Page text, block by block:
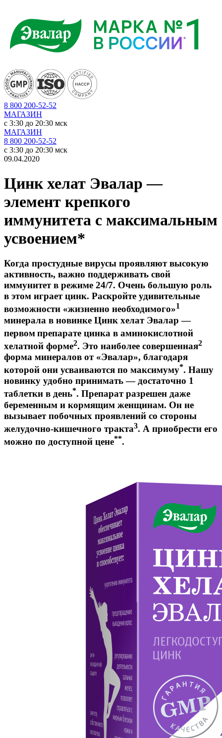
8 800 200-52-52
МАГАЗИН
c 3:30 до 20:30 мск
МАГАЗИН
8 800 200-52-52
c 3:30 до 20:30 мск
09.04.2020
Цинк хелат Эвалар —
элемент крепкого
иммунитета с максимальным
усвоением*
Когда простудные вирусы проявляют высокую
активность, важно поддерживать свой
иммунитет в режиме 24/7. Очень большую роль
в этом играет цинк. Раскройте удивительные
возможности «жизненно необходимого»1
минерала в новинке Цинк хелат Эвалар —
первомпрепарате цинка в аминокислотной
хелатной форме2. Это наиболее совершенная2
форма минералов от «Эвалар», благодаря
которой они усваиваются по максимуму*. Нашу
новинку удобно принимать — достаточно 1
таблетки в день*. Препарат разрешен даже
беременным и кормящим женщинам. Он не
вызывает побочных проявлений со стороны
желудочно-кишечного тракта3. А приобрести его
можно по доступной цене**.